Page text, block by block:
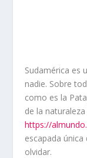
Sudamérica es
nadie. Sobre
como es la
de la
https://
escapada
olvidar.